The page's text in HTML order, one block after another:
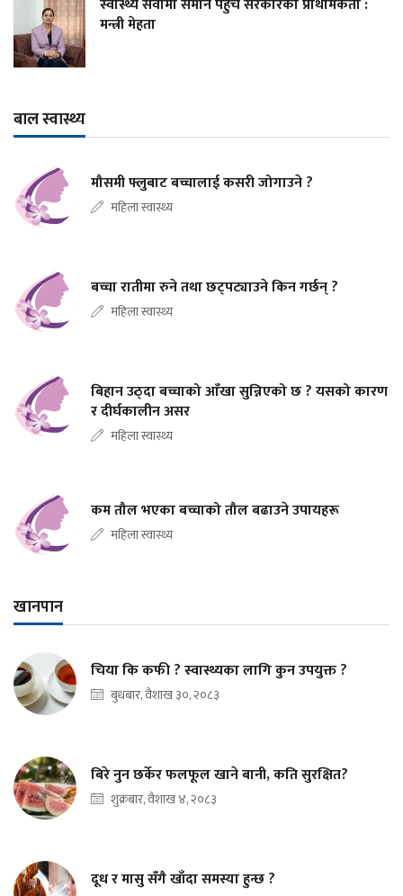
मन्त्री मेहता
बाल स्वास्थ्य
मौसमी फ्लुबाट बच्चालाई कसरी जोगाउने ?
महिला स्वास्थ्य
बच्चा रातीमा रुने तथा छट्पट्याउने किन गर्छन् ?
महिला स्वास्थ्य
बिहान उठ्दा बच्चाको आँखा सुन्निएको छ ? यसको कारण
र दीर्घकालीन असर
महिला स्वास्थ्य
कम तौल भएका बच्चाको तौल बढाउने उपायहरू
महिला स्वास्थ्य
खानपान
चिया कि कफी ? स्वास्थ्यका लागि कुन उपयुक्त ?
बुधबार, वैशाख ३०, २०८३
बिरे नुन छर्केर फलफूल खाने बानी, कति सुरक्षित?
शुक्रबार, वैशाख ४, २०८३
दूध र मासु सँगै खाँदा समस्या हुन्छ ?